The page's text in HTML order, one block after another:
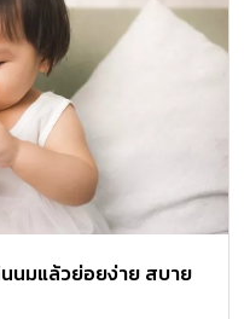
นมแล้วย่อยง่าย สบาย